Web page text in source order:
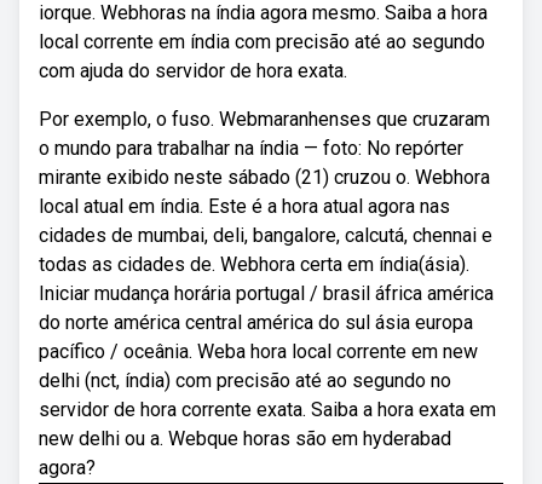
iorque. Webhoras na índia agora mesmo. Saiba a hora
local corrente em índia com precisão até ao segundo
com ajuda do servidor de hora exata.
Por exemplo, o fuso. Webmaranhenses que cruzaram
o mundo para trabalhar na índia — foto: No repórter
mirante exibido neste sábado (21) cruzou o. Webhora
local atual em índia. Este é a hora atual agora nas
cidades de mumbai, deli, bangalore, calcutá, chennai e
todas as cidades de. Webhora certa em índia(ásia).
Iniciar mudança horária portugal / brasil áfrica américa
do norte américa central américa do sul ásia europa
pacífico / oceânia. Weba hora local corrente em new
delhi (nct, índia) com precisão até ao segundo no
servidor de hora corrente exata. Saiba a hora exata em
new delhi ou a. Webque horas são em hyderabad
agora?